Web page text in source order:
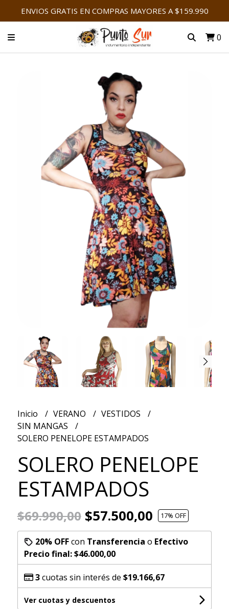
ENVIOS GRATIS EN COMPRAS MAYORES A $159.990
0
Inicio VERANO
VESTIDOS
SIN MANGAS
SOLERO PENELOPE ESTAMPADOS
SOLERO PENELOPE
ESTAMPADOS
$69.990,00$57.500,00 17% OFF
20% OFFcon Transferencia o Efectivo
Precio final:$46.000,00
3cuotas sin interés de $19.166,67
Ver cuotas y descuentos